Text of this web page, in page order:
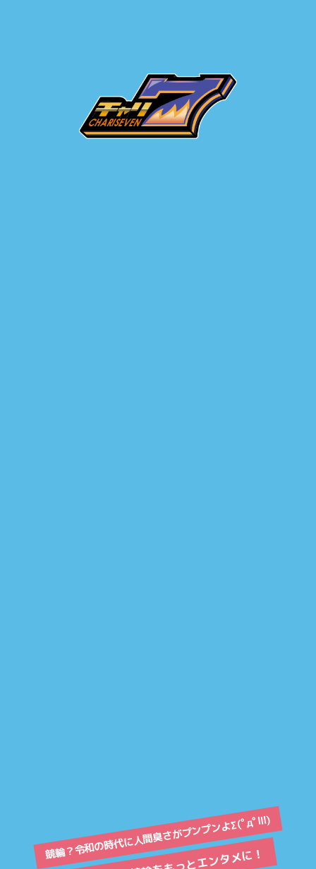
競輪？令和の時代に人間臭さがプンプンよΣ(ﾟдﾟlll)